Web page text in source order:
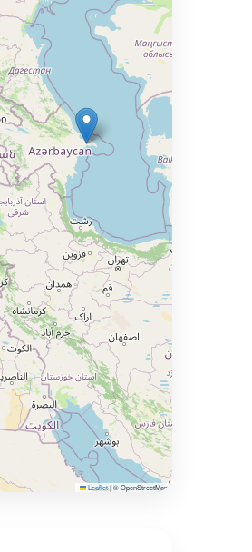
Leaflet|© OpenStreetMap